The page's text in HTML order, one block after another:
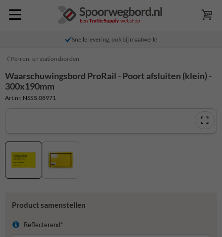
Snelle levering, ook bij maatwerk!
Perron- en stationsborden
Waarschuwingsbord ProRail - Poort afsluiten (klein) -
300x190mm
Art.nr. NSSB.08971
Product samenstellen
Reflecterend*